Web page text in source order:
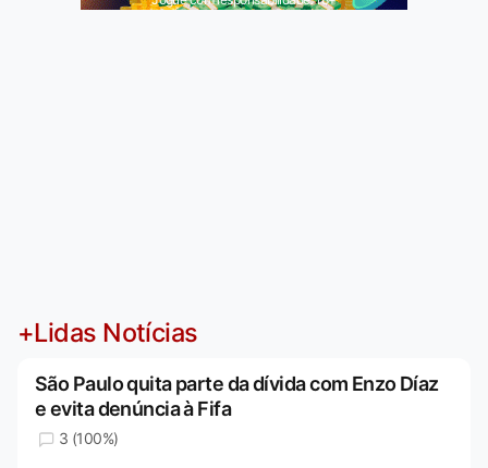
+Lidas Notícias
São Paulo quita parte da dívida com Enzo Díaz
e evita denúncia à Fifa
3 (100%)